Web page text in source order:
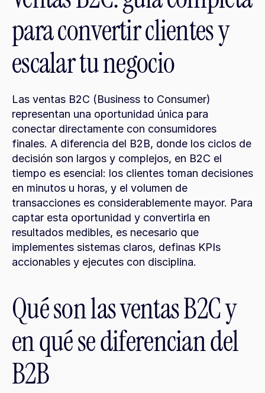
para convertir clientes y
escalar tu negocio
Las ventas B2C (Business to Consumer)
representan una oportunidad única para
conectar directamente con consumidores
finales. A diferencia del B2B, donde los ciclos de
decisión son largos y complejos, en B2C el
tiempo es esencial: los clientes toman decisiones
en minutos u horas, y el volumen de
transacciones es considerablemente mayor. Para
captar esta oportunidad y convertirla en
resultados medibles, es necesario que
implementes sistemas claros, definas KPIs
accionables y ejecutes con disciplina.
Qué son las ventas B2C y
en qué se diferencian del
B2B